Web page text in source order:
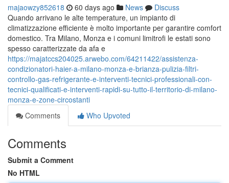
majaowzy852618 60 days ago News
Discuss
Quando arrivano le alte temperature, un impianto di
climatizzazione efficiente è molto importante per garantire comfort
domestico. Tra Milano, Monza e i comuni limitrofi le estati sono
spesso caratterizzate da afa e
https://majatccs204025.arwebo.com/64211422/assistenza-
condizionatori-haier-a-milano-monza-e-brianza-pulizia-filtri-
controllo-gas-refrigerante-e-interventi-tecnici-professionali-con-
tecnici-qualificati-e-interventi-rapidi-su-tutto-il-territorio-di-milano-
monza-e-zone-circostanti
Comments
Who Upvoted
Comments
Submit a Comment
No HTML